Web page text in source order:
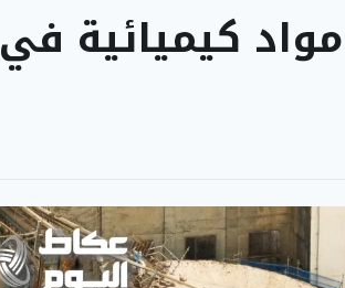
كيميائية في